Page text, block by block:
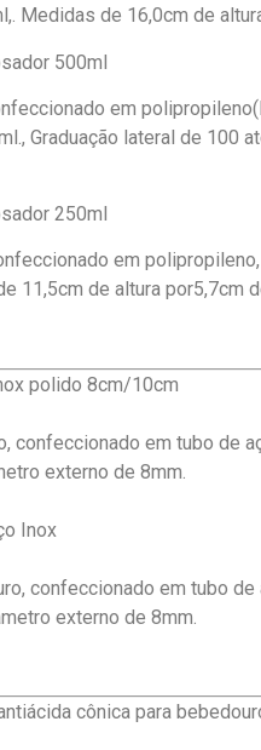
Medidas de 16,0cm de
500ml
em
Graduação lateral de 100
250ml
em
11,5cm de altura por5,7cm
polido 8cm/10cm
confeccionado em tubo de
externo de 8mm.
Inox
confeccionado em tubo
externo de 8mm.
cônica para